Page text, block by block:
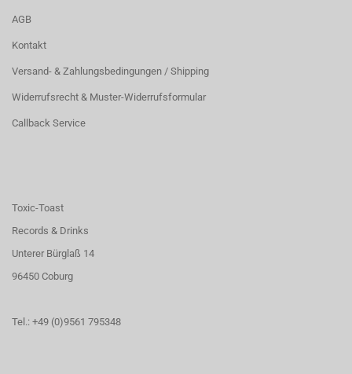
AGB
Kontakt
Versand- & Zahlungsbedingungen / Shipping
Widerrufsrecht & Muster-Widerrufsformular
Callback Service
Toxic-Toast
Records & Drinks
Unterer Bürglaß 14
96450 Coburg
Tel.: +49 (0)9561 795348